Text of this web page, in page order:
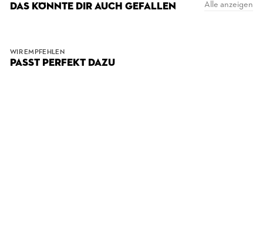
DAS KÖNNTE DIR AUCH GEFALLEN Alle anzeigen
WIR EMPFEHLEN
PASST PERFEKT DAZU